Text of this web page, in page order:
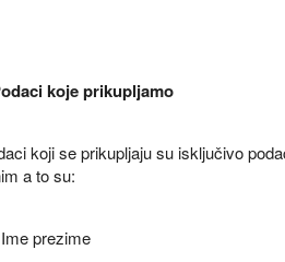
koje prikupljamo
koji se prikupljaju su isključivo
a to su:
Ime prezime